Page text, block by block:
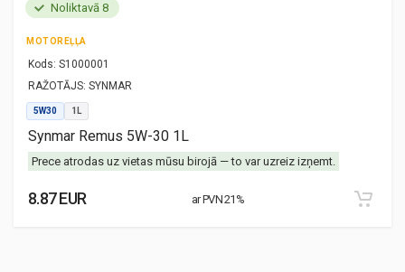
Noliktavā 8
MOTOREĻĻA
Kods: S1000001
RAŽOTĀJS: SYNMAR
5W30 1L
Synmar Remus 5W-30 1L
Prece atrodas uz vietas mūsu birojā — to var uzreiz izņemt.
8.87 EUR ar PVN 21%